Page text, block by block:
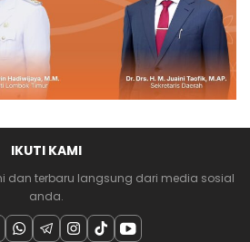
IKUTI KAMI
dan terbaru langsung dari media sosial
anda.